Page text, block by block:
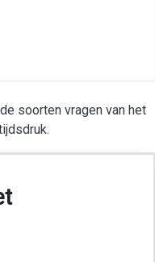
soorten vragen van het